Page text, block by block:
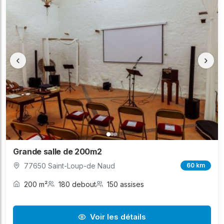
‹ ›
Grande salle de 200m2
77650 Saint-Loup-de Naud 60 km
200 m² 180 debout 150 assises
Voir les détails